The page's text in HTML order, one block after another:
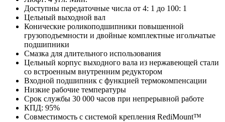
Доступны передаточные числа от 4: 1 до 100: 1
Цельный выходной вал
Конические роликоподшипники повышенной
грузоподъемности и двойные комплектные игольчатые
подшипники
Смазка для длительного использования
Цельный корпус выходного вала из нержавеющей стали
со встроенным внутренним редуктором
Входной подшипник с функцией термокомпенсации
Низкие рабочие температуры
Срок службы 30 000 часов при непрерывной работе
КПД: 95%
Совместимость с системой крепления RediMount™